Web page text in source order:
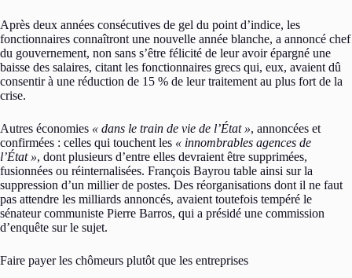
Après deux années consécutives de gel du point d’indice, les
fonctionnaires connaîtront une nouvelle année blanche, a annoncé chef
du gouvernement, non sans s’être félicité de leur avoir épargné une
baisse des salaires, citant les fonctionnaires grecs qui, eux, avaient dû
consentir à une réduction de 15 % de leur traitement au plus fort de la
crise.
Autres économies « dans le train de vie de l’État », annoncées et
confirmées : celles qui touchent les « innombrables agences de
l’État », dont plusieurs d’entre elles devraient être supprimées,
fusionnées ou réinternalisées. François Bayrou table ainsi sur la
suppression d’un millier de postes. Des réorganisations dont il ne faut
pas attendre les milliards annoncés, avaient toutefois tempéré le
sénateur communiste Pierre Barros, qui a présidé une commission
d’enquête sur le sujet.
Faire payer les chômeurs plutôt que les entreprises